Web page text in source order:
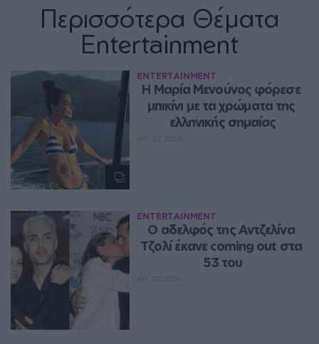
Περισσότερα Θέματα
Entertainment
ENTERTAINMENT
Η Μαρία Μενούνος φόρεσε
μπικίνι με τα χρώματα της
ελληνικής σημαίας
ENTERTAINMENT
Ο αδελφός της Αντζελίνα
Τζολί έκανε coming out στα
53 του